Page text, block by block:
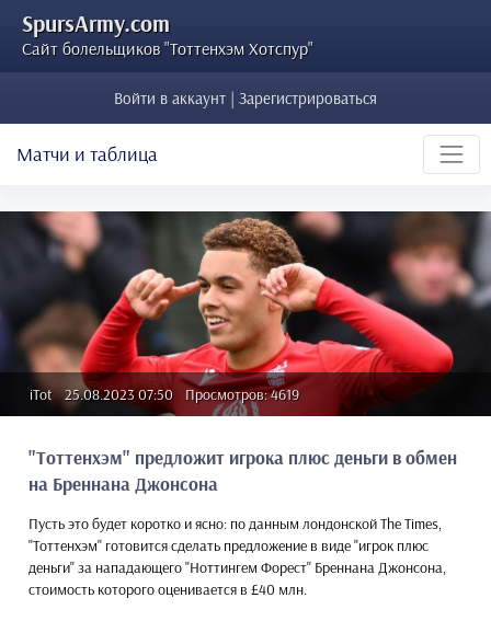
SpursArmy.com
Сайт болельщиков "Тоттенхэм Хотспур"
Войти в аккаунт | Зарегистрироваться
Матчи и таблица
iTot 25.08.2023 07:50 Просмотров: 4619
"Тоттенхэм" предложит игрока плюс деньги в обмен
на Бреннана Джонсона
Пусть это будет коротко и ясно: по данным лондонской The Times,
"Тоттенхэм" готовится сделать предложение в виде "игрок плюс
деньги" за нападающего "Ноттингем Форест" Бреннана Джонсона,
стоимость которого оценивается в £40 млн.